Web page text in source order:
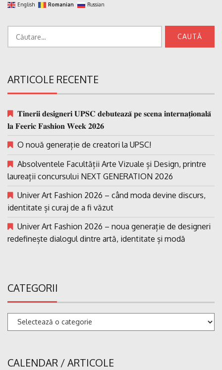
English Romanian Russian
ARTICOLE RECENTE
𝐓𝐢𝐧𝐞𝐫𝐢𝐢 𝐝𝐞𝐬𝐢𝐠𝐧𝐞𝐫𝐢 𝐔𝐏𝐒𝐂 𝐝𝐞𝐛𝐮𝐭𝐞𝐚𝐳𝐚̆ 𝐩𝐞 𝐬𝐜𝐞𝐧𝐚 𝐢𝐧𝐭𝐞𝐫𝐧𝐚𝐭̗𝐢𝐨𝐧𝐚𝐥𝐚̆
𝐥𝐚 𝐅𝐞𝐞𝐫𝐢𝐜 𝐅𝐚𝐬𝐡𝐢𝐨𝐧 𝐖𝐞𝐞𝐤 𝟐𝟎𝟐𝟔
O nouă generație de creatori la UPSC!
Absolventele Facultății Arte Vizuale și Design, printre
laureații concursului NEXT GENERATION 2026
Univer Art Fashion 2026 – când moda devine discurs,
identitate și curaj de a fi văzut
Univer Art Fashion 2026 – noua generație de designeri
redefinește dialogul dintre artă, identitate și modă
CATEGORII
Categorii
CALENDAR / ARTICOLE